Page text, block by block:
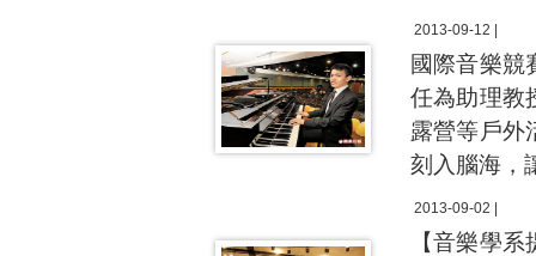
2013-09-12 |
國際音樂競
任為助理教
露營等戶外
刻入腦海，
2013-09-02 |
【音樂學